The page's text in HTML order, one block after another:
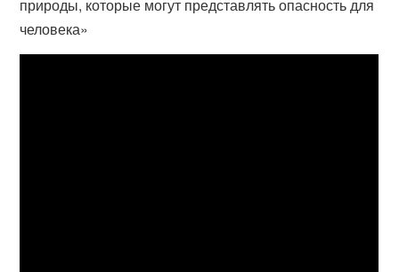
природы, которые могут представлять опасность для
человека»